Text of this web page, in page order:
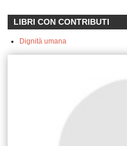
LIBRI CON CONTRIBUTI
Dignità umana